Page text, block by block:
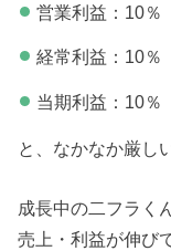
営業利益：10％
経常利益：10％
当期利益：10％
と、なかなか厳し
成長中の二フラく
売上・利益が伸び